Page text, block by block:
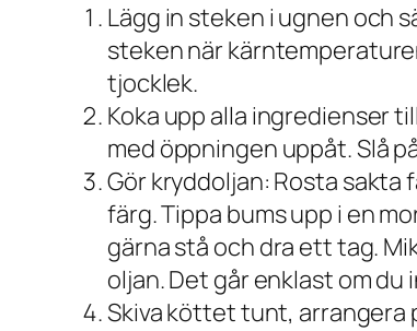
Lägg in steken i ugnen och
steken när
tjocklek.
Koka upp alla ingredienser
med öppningen uppåt. Slå
Gör kryddoljan: Rosta
färg. Tippa bums upp i en
gärna stå och dra ett tag.
oljan. Det går enklast om du
Skiva köttet tunt, arrangera